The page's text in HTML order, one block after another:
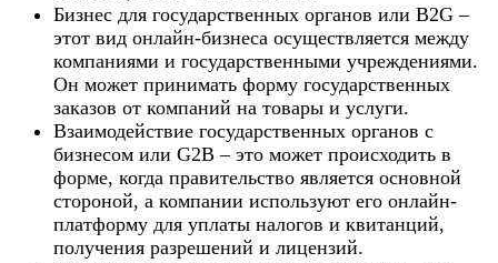
Бизнес для государственных органов или B2G –
этот вид онлайн-бизнеса осуществляется между
компаниями и государственными учреждениями.
Он может принимать форму государственных
заказов от компаний на товары и услуги.
Взаимодействие государственных органов с
бизнесом или G2B – это может происходить в
форме, когда правительство является основной
стороной, а компании используют его онлайн-
платформу для уплаты налогов и квитанций,
получения разрешений и лицензий.